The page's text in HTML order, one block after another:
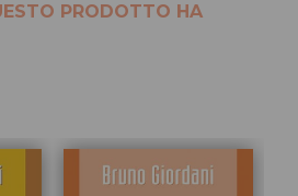
PRODOTTO HA